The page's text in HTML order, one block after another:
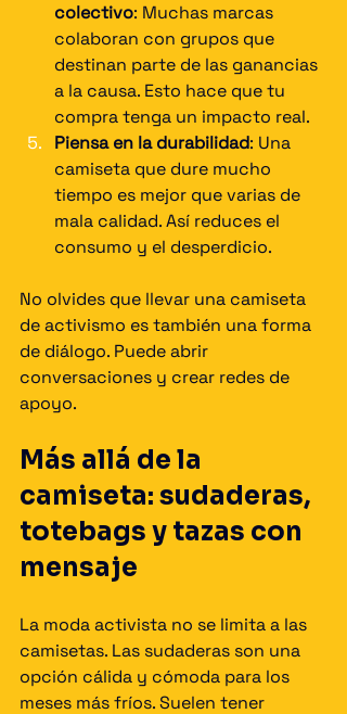
colectivo: Muchas marcas
colaboran con grupos que
destinan parte de las ganancias
a la causa. Esto hace que tu
compra tenga un impacto real.
Piensa en la durabilidad: Una
camiseta que dure mucho
tiempo es mejor que varias de
mala calidad. Así reduces el
consumo y el desperdicio.
No olvides que llevar una camiseta
de activismo es también una forma
de diálogo. Puede abrir
conversaciones y crear redes de
apoyo.
Más allá de la
camiseta: sudaderas,
totebags y tazas con
mensaje
La moda activista no se limita a las
camisetas. Las sudaderas son una
opción cálida y cómoda para los
meses más fríos. Suelen tener